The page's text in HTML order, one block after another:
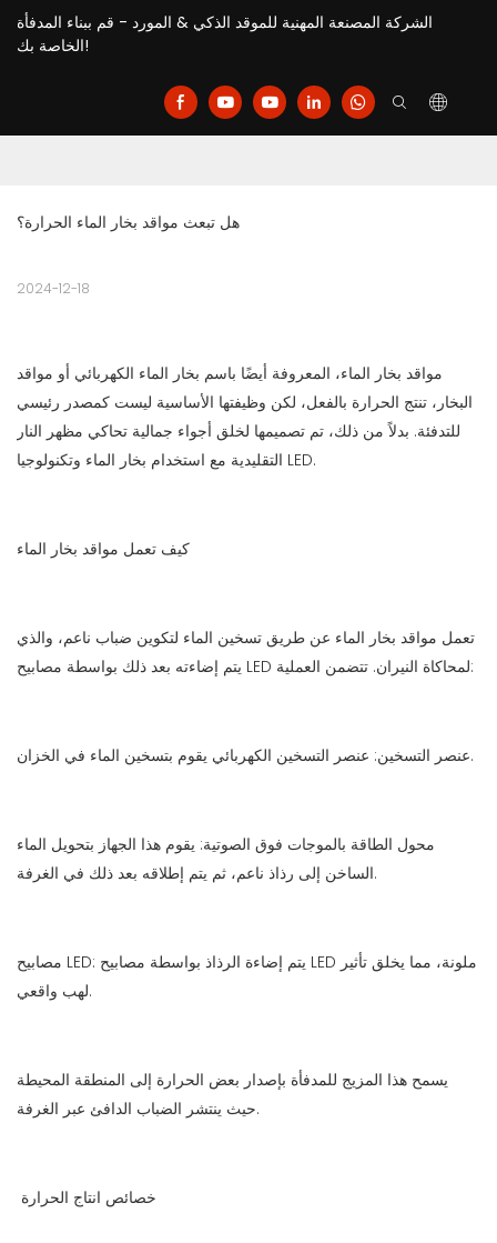
الشركة المصنعة المهنية للموقد الذكي & المورد - قم ببناء المدفأة
الخاصة بك!
هل تبعث مواقد بخار الماء الحرارة؟
2024-12-18
مواقد بخار الماء، المعروفة أيضًا باسم بخار الماء الكهربائي أو مواقد
البخار، تنتج الحرارة بالفعل، لكن وظيفتها الأساسية ليست كمصدر رئيسي
للتدفئة. بدلاً من ذلك، تم تصميمها لخلق أجواء جمالية تحاكي مظهر النار
التقليدية مع استخدام بخار الماء وتكنولوجيا LED.
كيف تعمل مواقد بخار الماء
تعمل مواقد بخار الماء عن طريق تسخين الماء لتكوين ضباب ناعم، والذي
يتم إضاءته بعد ذلك بواسطة مصابيح LED لمحاكاة النيران. تتضمن العملية:
عنصر التسخين: عنصر التسخين الكهربائي يقوم بتسخين الماء في الخزان.
محول الطاقة بالموجات فوق الصوتية: يقوم هذا الجهاز بتحويل الماء
الساخن إلى رذاذ ناعم، ثم يتم إطلاقه بعد ذلك في الغرفة.
مصابيح LED: يتم إضاءة الرذاذ بواسطة مصابيح LED ملونة، مما يخلق تأثير
لهب واقعي.
يسمح هذا المزيج للمدفأة بإصدار بعض الحرارة إلى المنطقة المحيطة
حيث ينتشر الضباب الدافئ عبر الغرفة.
خصائص انتاج الحرارة